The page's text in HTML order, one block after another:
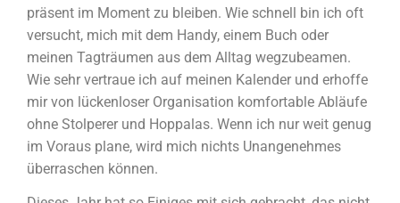
präsent im Moment zu bleiben. Wie schnell bin ich oft
versucht, mich mit dem Handy, einem Buch oder
meinen Tagträumen aus dem Alltag wegzubeamen.
Wie sehr vertraue ich auf meinen Kalender und erhoffe
mir von lückenloser Organisation komfortable Abläufe
ohne Stolperer und Hoppalas. Wenn ich nur weit genug
im Voraus plane, wird mich nichts Unangenehmes
überraschen können.